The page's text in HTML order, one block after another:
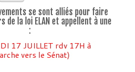
se sont alliés pour faire
de la loi ELAN et appellent à une
:
17 JUILLET rdv 17H à
vers le Sénat)